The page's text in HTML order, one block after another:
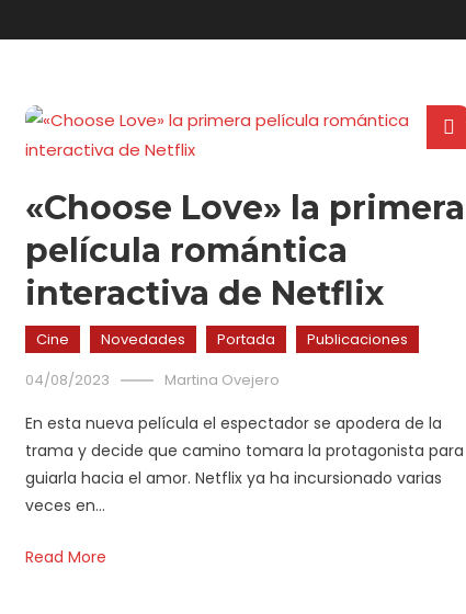
«Choose Love» la primera
película romántica
interactiva de Netflix
Cine Novedades Portada
Publicaciones
04/08/2023
Martina Ovejero
En esta nueva película el espectador se apodera de la
trama y decide que camino tomara la protagonista para
guiarla hacia el amor. Netflix ya ha incursionado varias
veces en…
Read More